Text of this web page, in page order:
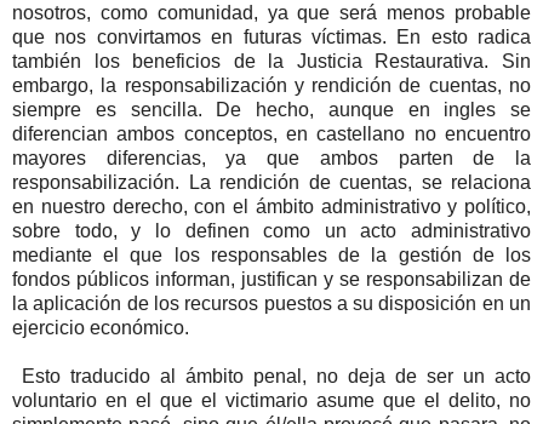
nosotros, como comunidad, ya que será menos probable
que nos convirtamos en futuras víctimas. En esto radica
también los beneficios de la Justicia Restaurativa. Sin
embargo, la responsabilización y rendición de cuentas, no
siempre es sencilla. De hecho, aunque en ingles se
diferencian ambos conceptos, en castellano no encuentro
mayores diferencias, ya que ambos parten de la
responsabilización. La rendición de cuentas, se relaciona
en nuestro derecho, con el ámbito administrativo y político,
sobre todo, y lo definen como un acto administrativo
mediante el que los responsables de la gestión de los
fondos públicos informan, justifican y se responsabilizan de
la aplicación de los recursos puestos a su disposición en un
ejercicio económico.
Esto traducido al ámbito penal, no deja de ser un acto
voluntario en el que el victimario asume que el delito, no